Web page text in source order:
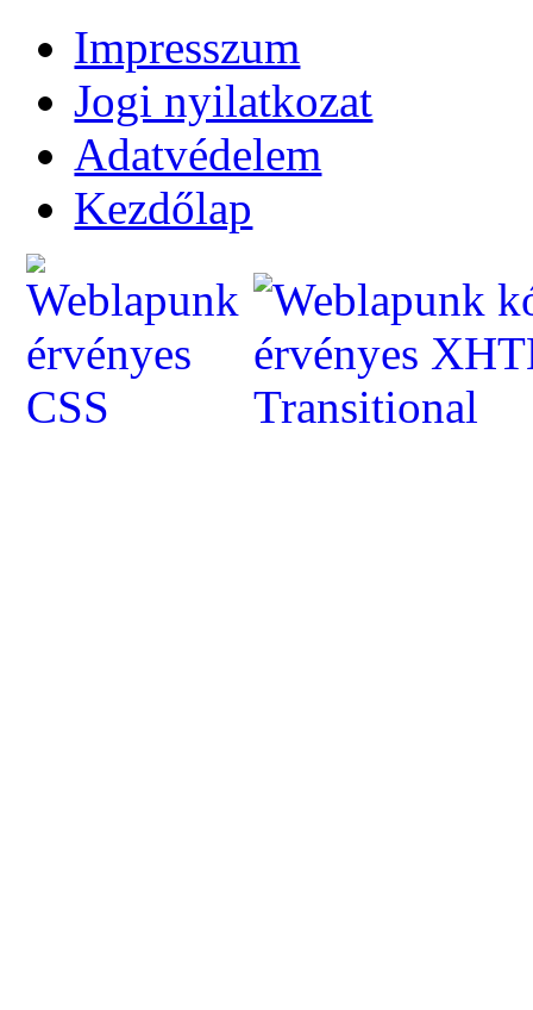
Impresszum
Jogi nyilatkozat
Adatvédelem
Kezdőlap